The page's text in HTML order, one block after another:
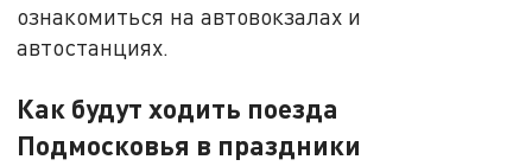
ознакомиться на автовокзалах и
автостанциях.
Как будут ходить поезда
Подмосковья в праздники